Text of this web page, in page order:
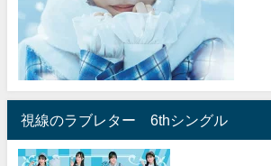
視線のラブレター 6thシングル